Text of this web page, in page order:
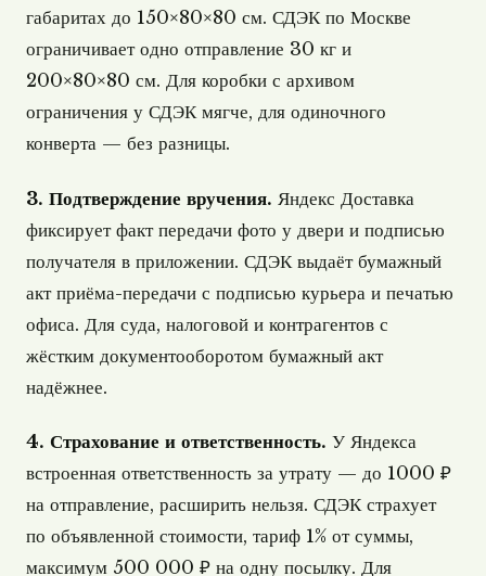
габаритах до 150×80×80 см. СДЭК по Москве
ограничивает одно отправление 30 кг и
200×80×80 см. Для коробки с архивом
ограничения у СДЭК мягче, для одиночного
конверта — без разницы.
3. Подтверждение вручения. Яндекс Доставка
фиксирует факт передачи фото у двери и подписью
получателя в приложении. СДЭК выдаёт бумажный
акт приёма-передачи с подписью курьера и печатью
офиса. Для суда, налоговой и контрагентов с
жёстким документооборотом бумажный акт
надёжнее.
4. Страхование и ответственность. У Яндекса
встроенная ответственность за утрату — до 1000 ₽
на отправление, расширить нельзя. СДЭК страхует
по объявленной стоимости, тариф 1% от суммы,
максимум 500 000 ₽ на одну посылку. Для